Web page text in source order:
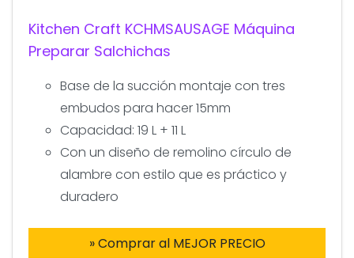
Kitchen Craft KCHMSAUSAGE Máquina
Preparar Salchichas
Base de la succión montaje con tres
embudos para hacer 15mm
Capacidad: 19 L + 11 L
Con un diseño de remolino círculo de
alambre con estilo que es práctico y
duradero
» Comprar al MEJOR PRECIO